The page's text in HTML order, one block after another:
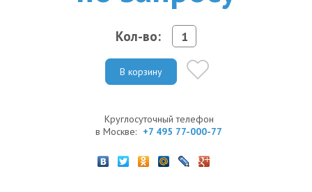
Кол-во:
В корзину
Круглосуточный телефон
в Москве: +7 495 77-000-77